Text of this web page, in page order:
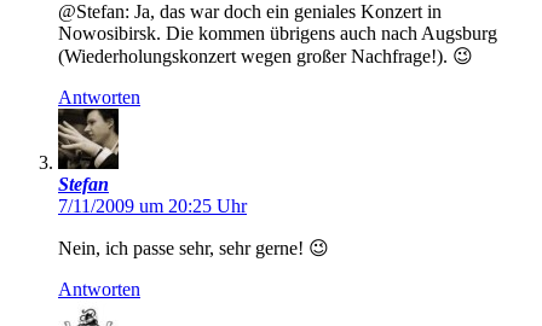
@Stefan: Ja, das war doch ein geniales Konzert in
Nowosibirsk. Die kommen übrigens auch nach Augsburg
(Wiederholungskonzert wegen großer Nachfrage!). 😉
Antworten
Stefan
7/11/2009 um 20:25 Uhr
Nein, ich passe sehr, sehr gerne! 😉
Antworten